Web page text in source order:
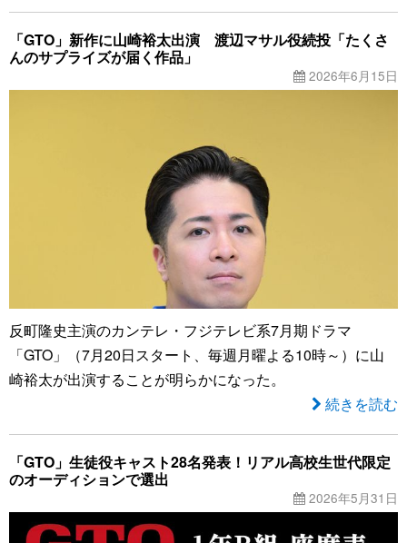
「GTO」新作に山崎裕太出演 渡辺マサル役続投「たくさ
んのサプライズが届く作品」
2026年6月15日
反町隆史主演のカンテレ・フジテレビ系7月期ドラマ
「GTO」（7月20日スタート、毎週月曜よる10時～）に山
崎裕太が出演することが明らかになった。
続きを読む
「GTO」生徒役キャスト28名発表！リアル高校生世代限定
のオーディションで選出
2026年5月31日